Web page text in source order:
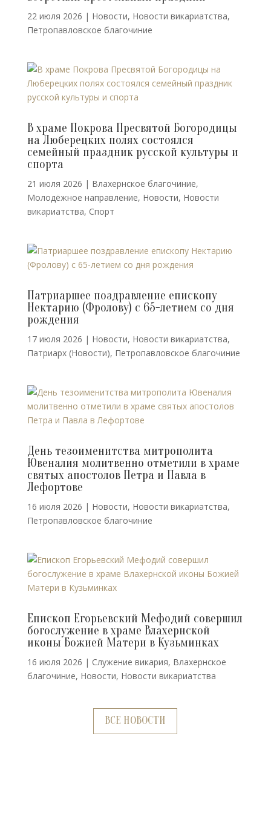
22 июля 2026 | Новости, Новости викариатства,
Петропавловское благочиние
В храме Покрова Пресвятой Богородицы
на Люберецких полях состоялся
семейный праздник русской культуры и
спорта
21 июля 2026 | Влахернское благочиние,
Молодёжное направление, Новости, Новости
викариатства, Спорт
Патриаршее поздравление епископу
Нектарию (Фролову) с 65-летием со дня
рождения
17 июля 2026 | Новости, Новости викариатства,
Патриарх (Новости), Петропавловское благочиние
День тезоименитства митрополита
Ювеналия молитвенно отметили в храме
святых апостолов Петра и Павла в
Лефортове
16 июля 2026 | Новости, Новости викариатства,
Петропавловское благочиние
Епископ Егорьевский Мефодий совершил
богослужение в храме Влахернской
иконы Божией Матери в Кузьминках
16 июля 2026 | Cлужение викария, Влахернское
благочиние, Новости, Новости викариатства
ВСЕ НОВОСТИ